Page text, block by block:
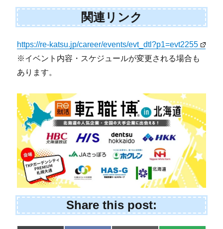
関連リンク
https://re-katsu.jp/career/events/evt_dtl?p1=evt2255
※イベント内容・スケジュールが変更される場合も
あります。
Share this post: